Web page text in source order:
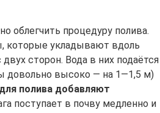
облегчить процедуру полива.
которые укладывают вдоль
сторон. Вода в них подаётся
довольно высоко — на 1—1,5 м)
полива добавляют
поступает в почву медленно и